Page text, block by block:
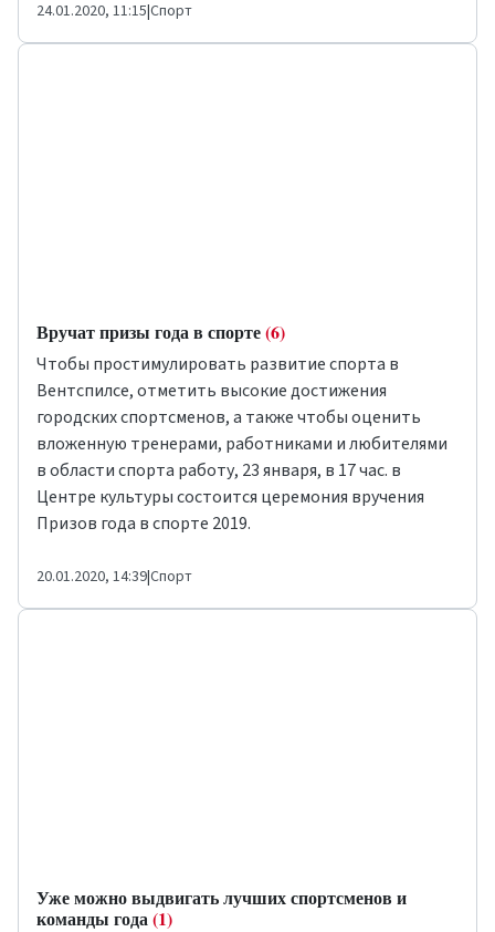
24.01.2020, 11:15|Спорт
Вручат призы года в спорте(6)
Чтобы простимулировать развитие спорта в
Вентспилсе, отметить высокие достижения
городских спортсменов, а также чтобы оценить
вложенную тренерами, работниками и любителями
в области спорта работу, 23 января, в 17 час. в
Центре культуры состоится церемония вручения
Призов года в спорте 2019.
20.01.2020, 14:39|Спорт
Уже можно выдвигать лучших спортсменов и
команды года(1)